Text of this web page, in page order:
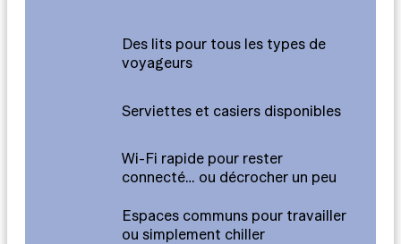
Des lits pour tous les types de
voyageurs
Serviettes et casiers disponibles
Wi-Fi rapide pour rester
connecté… ou décrocher un peu
Espaces communs pour travailler
ou simplement chiller